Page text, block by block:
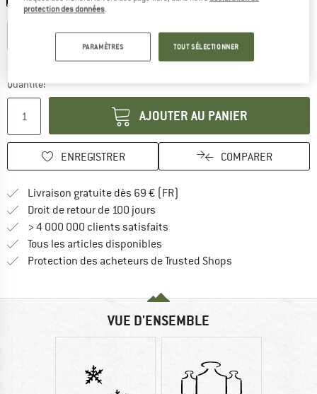
Sélectionner taille:
Regular Wide Long Wide
Quantité:
AJOUTER AU PANIER
ENREGISTRER COMPARER
Livraison gratuite dès 69 € (FR)
Droit de retour de 100 jours
> 4 000 000 clients satisfaits
Tous les articles disponibles
Protection des acheteurs de Trusted Shops
VUE D'ENSEMBLE
protection des données.
PARAMÈTRES TOUT SÉLECTIONNER